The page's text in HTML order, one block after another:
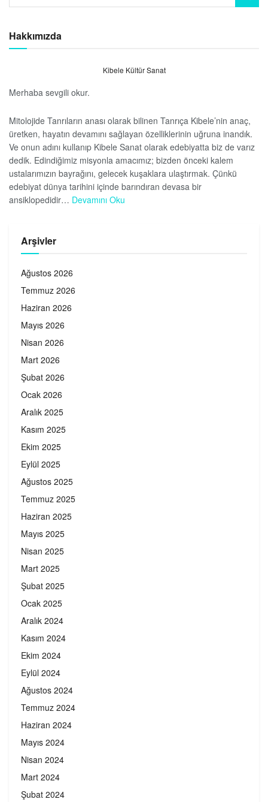
Hakkımızda
Kibele Kültür Sanat
Merhaba sevgili okur.
Mitolojide Tanrıların anası olarak bilinen Tanrıça Kibele’nin anaç,
üretken, hayatın devamını sağlayan özelliklerinin uğruna inandık.
Ve onun adını kullanıp Kibele Sanat olarak edebiyatta biz de varız
dedik. Edindiğimiz misyonla amacımız; bizden önceki kalem
ustalarımızın bayrağını, gelecek kuşaklara ulaştırmak. Çünkü
edebiyat dünya tarihini içinde barındıran devasa bir
ansiklopedidir… Devamını Oku
Arşivler
Ağustos 2026
Temmuz 2026
Haziran 2026
Mayıs 2026
Nisan 2026
Mart 2026
Şubat 2026
Ocak 2026
Aralık 2025
Kasım 2025
Ekim 2025
Eylül 2025
Ağustos 2025
Temmuz 2025
Haziran 2025
Mayıs 2025
Nisan 2025
Mart 2025
Şubat 2025
Ocak 2025
Aralık 2024
Kasım 2024
Ekim 2024
Eylül 2024
Ağustos 2024
Temmuz 2024
Haziran 2024
Mayıs 2024
Nisan 2024
Mart 2024
Şubat 2024